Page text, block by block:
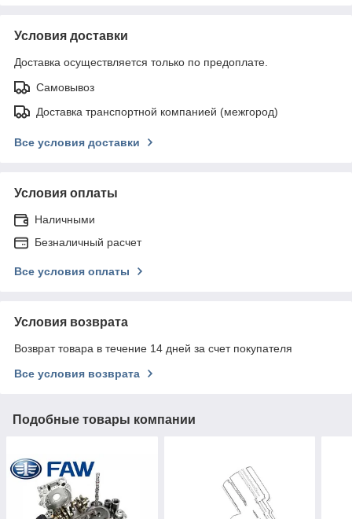
Условия доставки
Доставка осуществляется только по предоплате.
Самовывоз
Доставка транспортной компанией (межгород)
Все условия доставки
Условия оплаты
Наличными
Безналичный расчет
Все условия оплаты
Условия возврата
Возврат товара в течение 14 дней за счет покупателя
Все условия возврата
Подобные товары компании